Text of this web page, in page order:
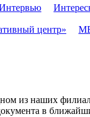
центр»
из наших
в